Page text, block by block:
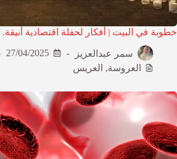
خطوبة في البيت | أفكار لحفلة اقتصادية أنيقة.
سمر عبدالعزيز
27/04/2025
العروسة, العريس